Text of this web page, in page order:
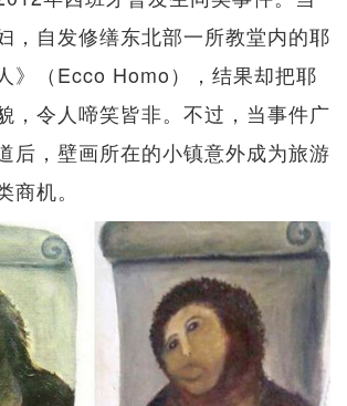
，自发修缮东北部一所教堂内的耶
》（Ecco Homo），结果却把耶
，令人啼笑皆非。不过，当事件广
后，壁画所在的小镇意外成为旅游
机。